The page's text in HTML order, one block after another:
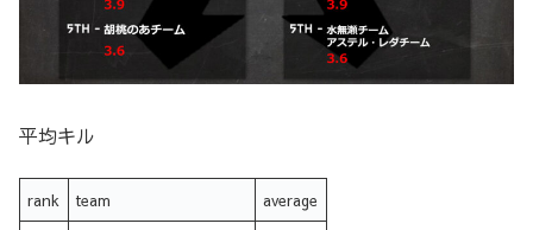
平均キル
rank team average